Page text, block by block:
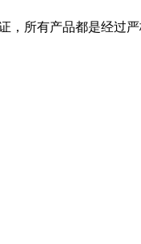
，所有产品都是经过